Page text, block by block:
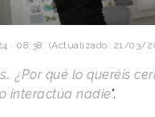
· 08:38 (Actualizado: 21/03/
¿Por qué lo queréis
interactúa nadie".